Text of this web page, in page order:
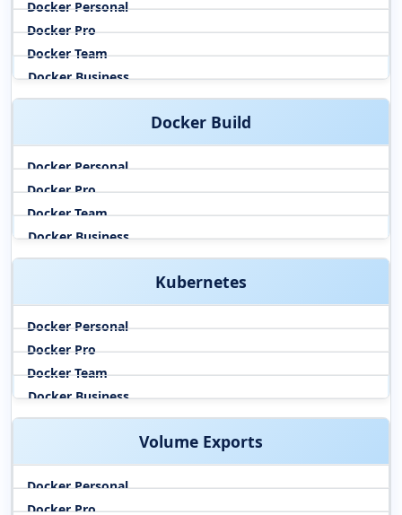
Docker Build
Kubernetes
Volume Exports